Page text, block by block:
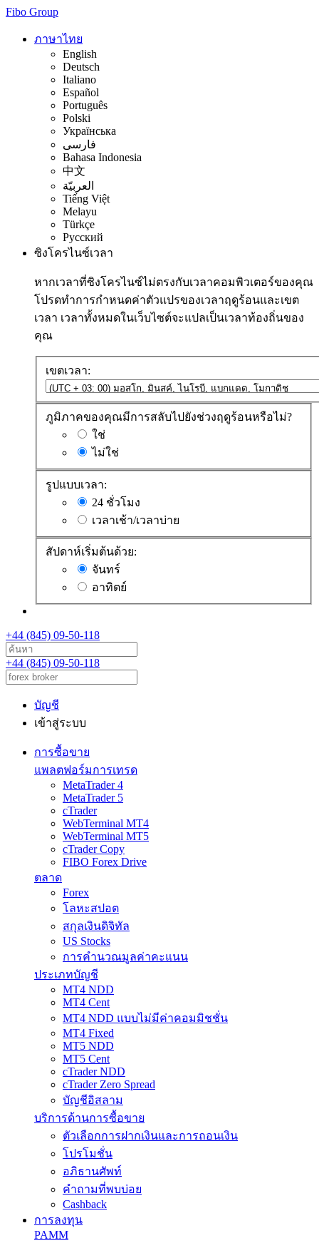
Fibo Group
ภาษาไทย
English
Deutsch
Italiano
Español
Português
Polski
Українська
فارسی
Bahasa Indonesia
中文
العربيّة
Tiếng Việt
Melayu
Türkçe
Русский
ซิงโครไนซ์เวลา
หากเวลาที่ซิงโครไนซ์ไม่ตรงกับเวลาคอมพิวเตอร์ของคุณ
โปรดทำการกำหนดค่าตัวแปรของเวลาฤดูร้อนและเขต
เวลา เวลาทั้งหมดในเว็บไซต์จะแปลเป็นเวลาท้องถิ่นของ
คุณ
เขตเวลา:
ภูมิภาคของคุณมีการสลับไปยังช่วงฤดูร้อนหรือไม่?
ใช่
ไม่ใช่
รูปแบบเวลา:
24 ชั่วโมง
เวลาเช้า/เวลาบ่าย
สัปดาห์เริ่มต้นด้วย:
จันทร์
อาทิตย์
+44 (845) 09-50-118
+44 (845) 09-50-118
บัญชี
เข้าสู่ระบบ
การซื้อขาย
แพลตฟอร์มการเทรด
MetaTrader 4
MetaTrader 5
cTrader
WebTerminal MT4
WebTerminal MT5
cTrader Copy
FIBO Forex Drive
ตลาด
Forex
โลหะสปอต
สกุลเงินดิจิทัล
US Stocks
การคำนวณมูลค่าคะแนน
ประเภทบัญชี
MT4 NDD
MT4 Cent
MT4 NDD แบบไม่มีค่าคอมมิชชั่น
MT4 Fixed
MT5 NDD
MT5 Cent
cTrader NDD
cTrader Zero Spread
บัญชีอิสลาม
บริการด้านการซื้อขาย
ตัวเลือกการฝากเงินและการถอนเงิน
โปรโมชั่น
อภิธานศัพท์
คำถามที่พบบ่อย
Cashback
การลงทุน
PAMM